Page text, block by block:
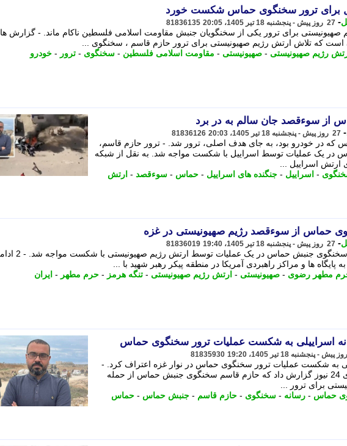
برای ترور سخنگوی حماس شکست خورد
- 27 روز پیش - پنجشنبه 18 تیر 1405، 20:05 81836135
صهیونیستی برای ترور یکی از سخنگویان جنبش مقاومت اسلامی فلسطین ناکام ماند. - گزارش ها
است که تلاش ارتش رژیم صهیونیستی برای ترور حازم قاسم ، سخنگوی ...
رژیم صهیونیستی - صهیونیستی - مقاومت اسلامی فلسطین - سخنگوی - ترور - خودرو
از سوءقصد جان سالم به در برد
- 27 روز پیش - پنجشنبه 18 تیر 1405، 20:03 81836126
که در خودرو بود، به جای هدف اصلی، ترور شد. - ترور حازم قاسم،
در یک عملیات توسط اسراییل با شکست مواجه شد. به نقل از شبکه
ارتش اسراییل ...
- اسراییل - جنگنده های اسراییل - حماس - سوءقصد - ارتش
حماس از سوءقصد رژیم صهیونیستی در غزه
- 27 روز پیش - پنجشنبه 18 تیر 1405، 19:40 81836019
ترور «حازم قاسم» سخنگوی جنبش حماس در یک عملیات توسط ارتش رژیم
پایگاه ها و مراکز راهبردی آمریکا در منطقه پیکر رهبر شهید با ...
مطهر رضوی - صهیونیستی - ارتش رژیم صهیونیستی - تنگه هرمز - حرم مطهر - ایران
اسراییلی به شکست عملیات ترور سخنگوی حماس
81835930
به شکست عملیات ترور سخنگوی حماس در نوار غزه اعتراف کرد. -
رسانه صهیونیستی آی 24 نیوز گزارش داد که حازم قاسم سخنگوی جنبش حماس از حمله
برای ترور ...
حماس - رسانه - سخنگوی - حازم قاسم - جنبش حماس - حماس